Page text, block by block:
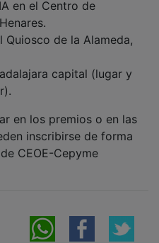
este miércoles la
Es Moda'